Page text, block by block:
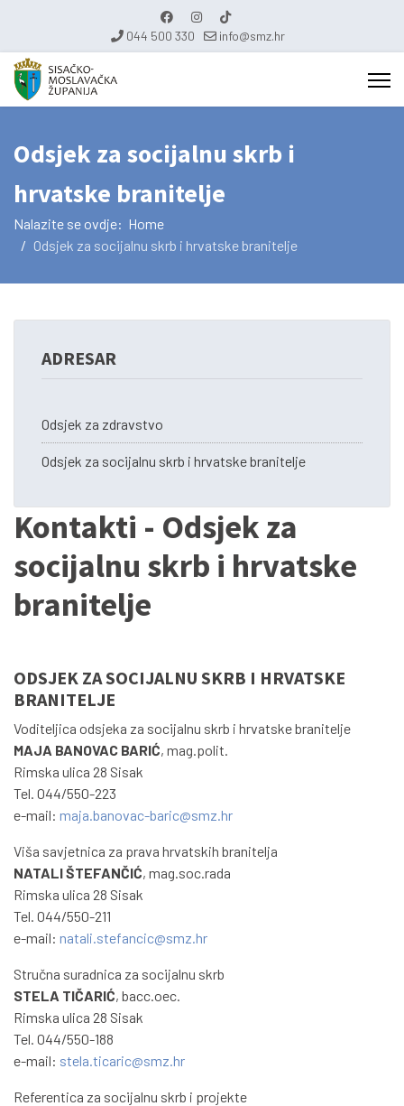
044 500 330 info@smz.hr
Odsjek za socijalnu skrb i
hrvatske branitelje
Nalazite se ovdje: Home
Odsjek za socijalnu skrb i hrvatske branitelje
ADRESAR
Odsjek za zdravstvo
Odsjek za socijalnu skrb i hrvatske branitelje
Kontakti - Odsjek za
socijalnu skrb i hrvatske
branitelje
ODSJEK ZA SOCIJALNU SKRB I HRVATSKE
BRANITELJE
Voditeljica odsjeka za socijalnu skrb i hrvatske branitelje
MAJA BANOVAC BARIĆ, mag.polit.
Rimska ulica 28 Sisak
Tel. 044/550-223
e-mail: maja.banovac-baric@smz.hr
Viša savjetnica za prava hrvatskih branitelja
NATALI ŠTEFANČIĆ, mag.soc.rada
Rimska ulica 28 Sisak
Tel. 044/550-211
e-mail: natali.stefancic@smz.hr
Stručna suradnica za socijalnu skrb
STELA TIČARIĆ, bacc.oec.
Rimska ulica 28 Sisak
Tel. 044/550-188
e-mail: stela.ticaric@smz.hr
Referentica za socijalnu skrb i projekte